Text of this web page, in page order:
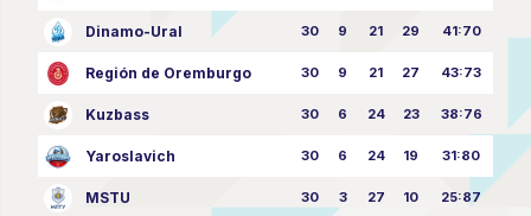
Dinamo-Ural 30 9 21 29 41:70
Región de Oremburgo 30 9 21 27 43:73
Kuzbass 30 6 24 23 38:76
Yaroslavich 30 6 24 19 31:80
MSTU 30 3 27 10 25:87